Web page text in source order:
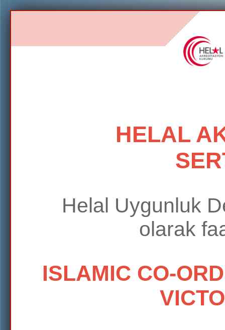
HELAL
Helal Uygunluk
olarak
ISLAMIC CO-